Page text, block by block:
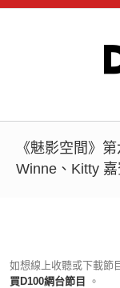
《魅影空間》
Winne、Kitty
如想線上收聽或下載節
買D100網台節目
。